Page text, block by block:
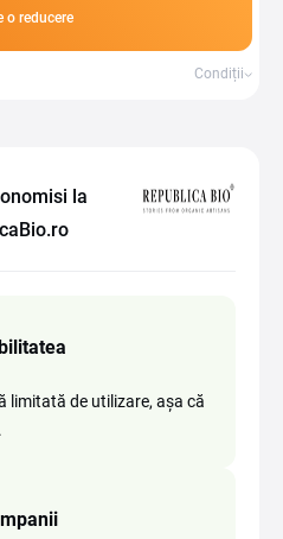
o reducere
Condiții
la
limitată de utilizare, așa că